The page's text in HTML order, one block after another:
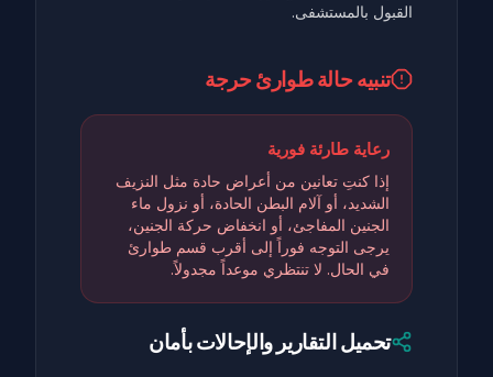
القبول بالمستشفى.
تنبيه حالة طوارئ حرجة
رعاية طارئة فورية
إذا كنتِ تعانين من أعراض حادة مثل النزيف
الشديد، أو آلام البطن الحادة، أو نزول ماء
الجنين المفاجئ، أو انخفاض حركة الجنين،
يرجى التوجه فوراً إلى أقرب قسم طوارئ
في الحال. لا تنتظري موعداً مجدولاً.
تحميل التقارير والإحالات بأمان